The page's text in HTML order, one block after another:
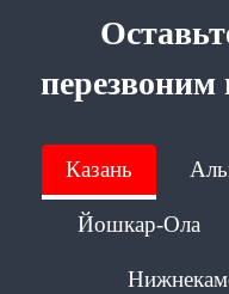
перезвоним
Казань
Йошкар-Ола